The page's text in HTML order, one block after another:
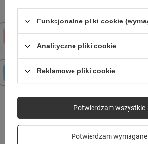
Forever Aparat natychmiastowy z flaszem
134,99 zł szt.
SPRAWDŹ
Funkcjonalne pliki cookie
Analityczne pliki cookie
Reklamowe pliki cookie
Potwierdzam wymagane
Potwierdzam wszystkie